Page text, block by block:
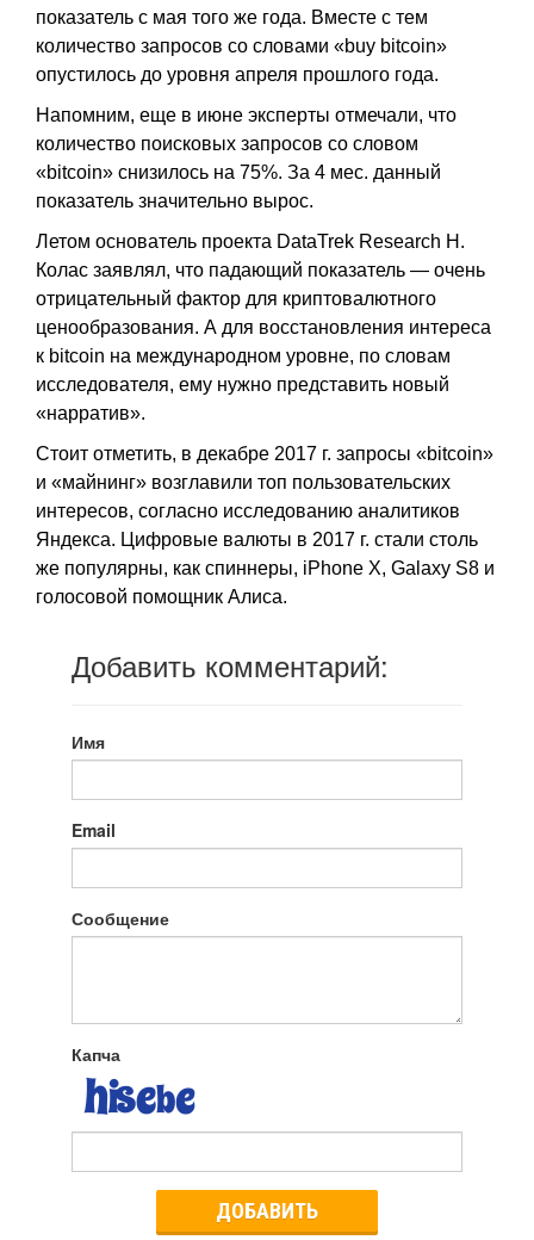
показатель с мая того же года. Вместе с тем
количество запросов со словами «buy bitcoin»
опустилось до уровня апреля прошлого года.
Напомним, еще в июне эксперты отмечали, что
количество поисковых запросов со словом
«bitcoin» снизилось на 75%. За 4 мес. данный
показатель значительно вырос.
Летом основатель проекта DataTrek Research Н.
Колас заявлял, что падающий показатель — очень
отрицательный фактор для криптовалютного
ценообразования. А для восстановления интереса
к bitcoin на международном уровне, по словам
исследователя, ему нужно представить новый
«нарратив».
Стоит отметить, в декабре 2017 г. запросы «bitcoin»
и «майнинг» возглавили топ пользовательских
интересов, согласно исследованию аналитиков
Яндекса. Цифровые валюты в 2017 г. стали столь
же популярны, как спиннеры, iPhone X, Galaxy S8 и
голосовой помощник Алиса.
Добавить комментарий:
Имя
Email
Сообщение
Капча
ДОБАВИТЬ